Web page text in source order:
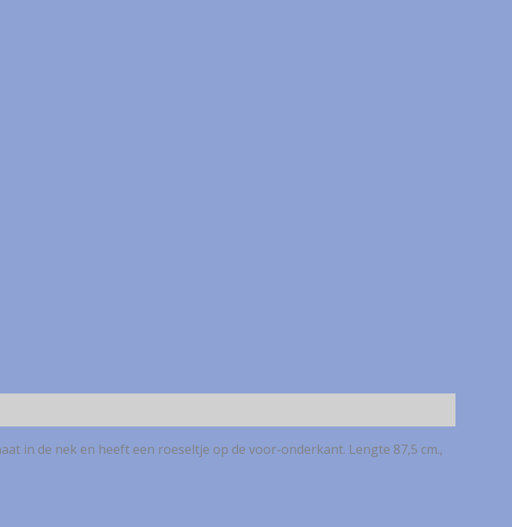
in de nek en heeft een roeseltje op de voor-onderkant. Lengte 87,5 cm.,